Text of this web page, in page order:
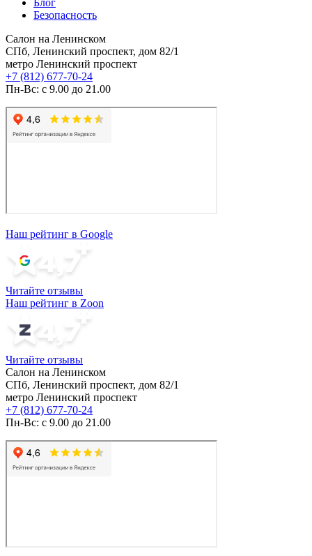
Блог
Безопасность
Салон на Ленинском
СПб, Ленинский проспект, дом 82/1
метро Ленинский проспект
+7 (812) 677-70-24
Пн-Вс: с 9.00 до 21.00
Наш рейтинг в Google
Читайте отзывы
Наш рейтинг в Zoon
Читайте отзывы
Салон на Ленинском
СПб, Ленинский проспект, дом 82/1
метро Ленинский проспект
+7 (812) 677-70-24
Пн-Вс: с 9.00 до 21.00